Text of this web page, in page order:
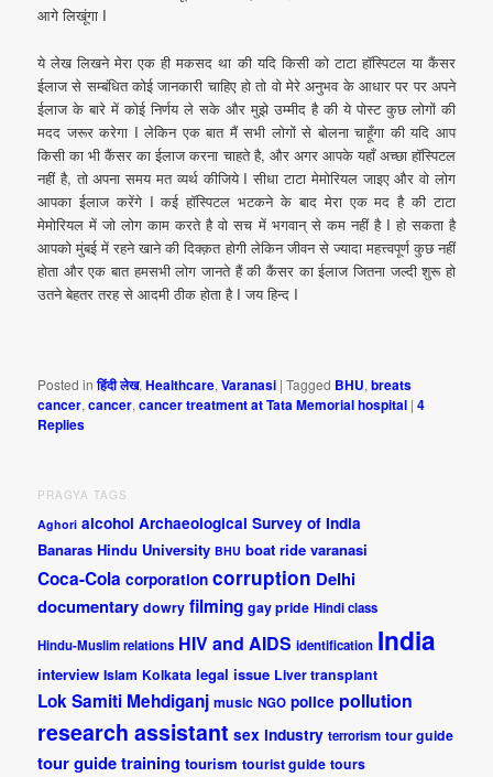
आगे लिखूंगा I
ये लेख लिखने मेरा एक ही मकसद था की यदि किसी को टाटा हॉस्पिटल या कैंसर
ईलाज से सम्बंधित कोई जानकारी चाहिए हो तो वो मेरे अनुभव के आधार पर पर अपने
ईलाज के बारे में कोई निर्णय ले सके और मुझे उम्मीद है की ये पोस्ट कुछ लोगों की
मदद जरूर करेगा I लेकिन एक बात मैं सभी लोगों से बोलना चाहूँगा की यदि आप
किसी का भी कैंसर का ईलाज करना चाहते है, और अगर आपके यहाँ अच्छा हॉस्पिटल
नहीं है, तो अपना समय मत व्यर्थ कीजिये I सीधा टाटा मेमोरियल जाइए और वो लोग
आपका ईलाज करेंगे I कई हॉस्पिटल भटकने के बाद मेरा एक मद है की टाटा
मेमोरियल में जो लोग काम करते है वो सच में भगवान् से कम नहीं है I हो सकता है
आपको मुंबई में रहने खाने की दिक्क़त होगी लेकिन जीवन से ज्यादा महत्त्वपूर्ण कुछ नहीं
होता और एक बात हमसभी लोग जानते हैं की कैंसर का ईलाज जितना जल्दी शुरू हो
उतने बेहतर तरह से आदमी ठीक होता है I जय हिन्द I
Posted in हिंदी लेख,Healthcare,Varanasi |Tagged BHU,breats
cancer,cancer,cancer treatment at Tata Memorial hospital |4
Replies
PRAGYA TAGS
Aghori alcohol Archaeological Survey of India
Banaras Hindu University BHU boat ride varanasi
Coca-Cola corporation corruption Delhi
documentary dowry filming gay pride Hindi class
Hindu-Muslim relations HIV and AIDS identification India
interview Islam Kolkata legal issue Liver transplant
Lok Samiti Mehdiganj music NGO police pollution
research assistant sex industry terrorism tour guide
tour guide training tourism tourist guide tours